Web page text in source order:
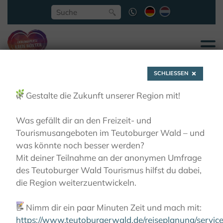
Marienmünster -
Niesetalweg
AKTIVITÄTEN WANDERN
LIEBLINGSTOUREN
WANDERN
MARIENMÜNSTER - NIESETALWEG
SCHLIESSEN
🌿 Gestalte die Zukunft unserer Region mit!
Was gefällt dir an den Freizeit- und
Tourismusangeboten im Teutoburger Wald – und
was könnte noch besser werden?
Mit deiner Teilnahme an der anonymen Umfrage
des Teutoburger Wald Tourismus hilfst du dabei,
die Region weiterzuentwickeln.
📝 Nimm dir ein paar Minuten Zeit und mach mit:
https://www.teutoburgerwald.de/reiseplanung/